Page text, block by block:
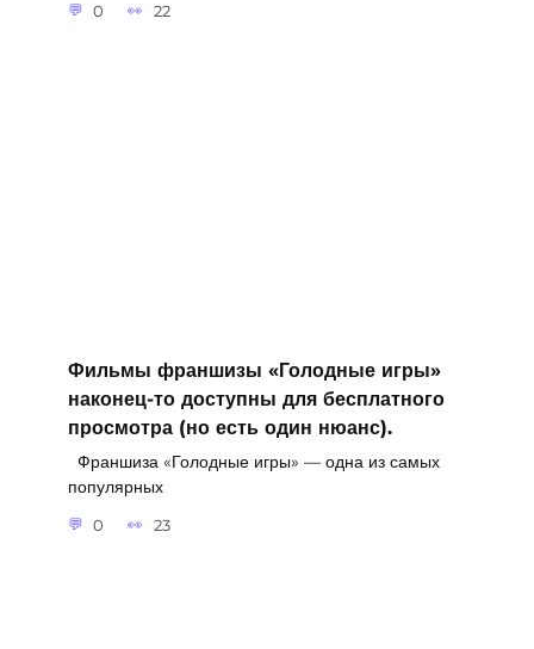
0 22
Фильмы франшизы «Голодные игры»
наконец-то доступны для бесплатного
просмотра (но есть один нюанс).
Франшиза «Голодные игры» — одна из самых
популярных
0 23